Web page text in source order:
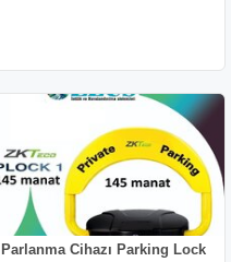
Parlanma Cihazı Parking Lock